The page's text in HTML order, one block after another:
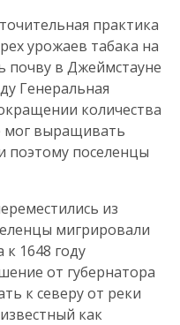
практика
урожаев табака на
почву в Джеймстауне
Генеральная
количества
мог выращивать
поэтому поселенцы
из
мигрировали
1648 году
от губернатора
к северу от реки
как